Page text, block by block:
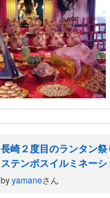
長崎２度目のランタン
ステンボスイルミネー
byyamaneさん